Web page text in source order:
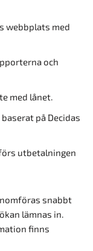
webbplats med
och
med lånet.
på Decidas
utbetalningen
snabbt
lämnas in.
finns